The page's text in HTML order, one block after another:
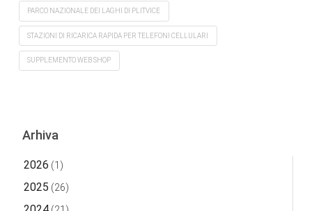
PARCO NAZIONALE DEI LAGHI DI PLITVICE
STAZIONI DI RICARICA RAPIDA PER TELEFONI CELLULARI
SUPPLEMENTO WEB SHOP
Arhiva
2026 (1)
2025 (26)